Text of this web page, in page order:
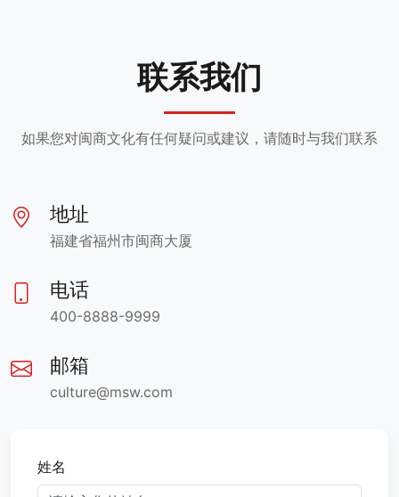
联系我们
如果您对闽商文化有任何疑问或建议，请随时与我们联系
地址
福建省福州市闽商大厦
电话
400-8888-9999
邮箱
culture@msw.com
姓名